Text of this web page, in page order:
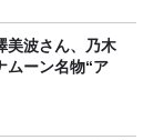
ムーン名物“ア